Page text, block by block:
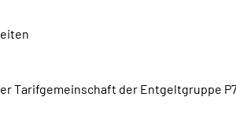
der Entgeltgruppe